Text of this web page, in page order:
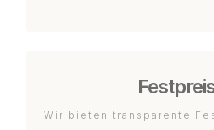
Wir bieten transparente